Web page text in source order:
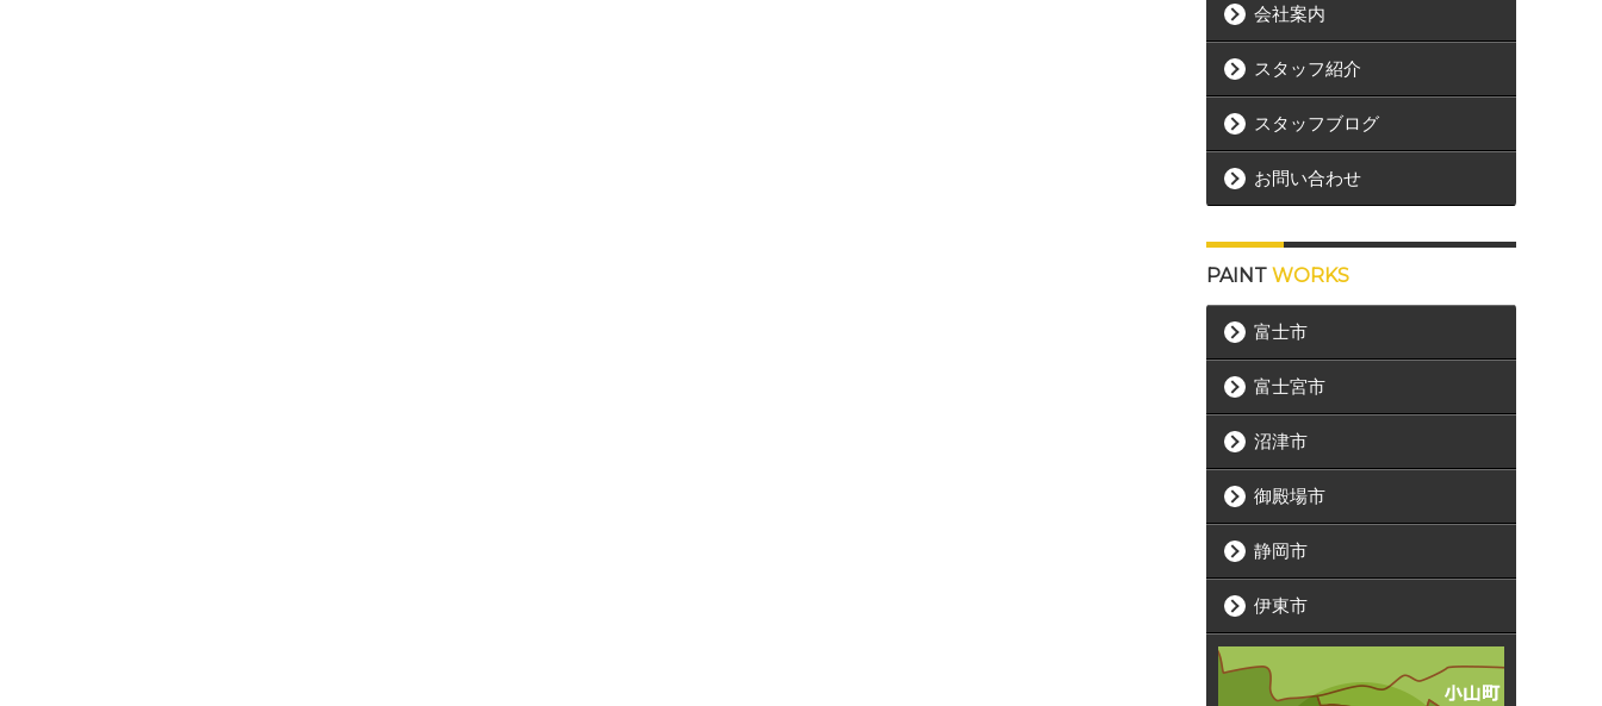
会社案内
スタッフ紹介
スタッフブログ
お問い合わせ
PAINT WORKS
富士市
富士宮市
沼津市
御殿場市
静岡市
伊東市